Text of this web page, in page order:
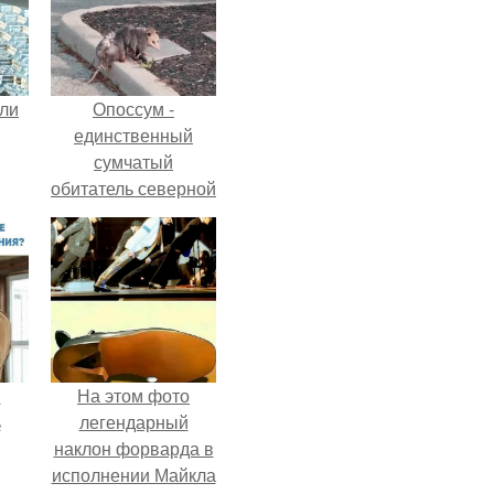
Опоссум -
единственный
сумчатый
обитатель северной
америки.
На этом фото
легендарный
наклон форварда в
исполнении Майкла